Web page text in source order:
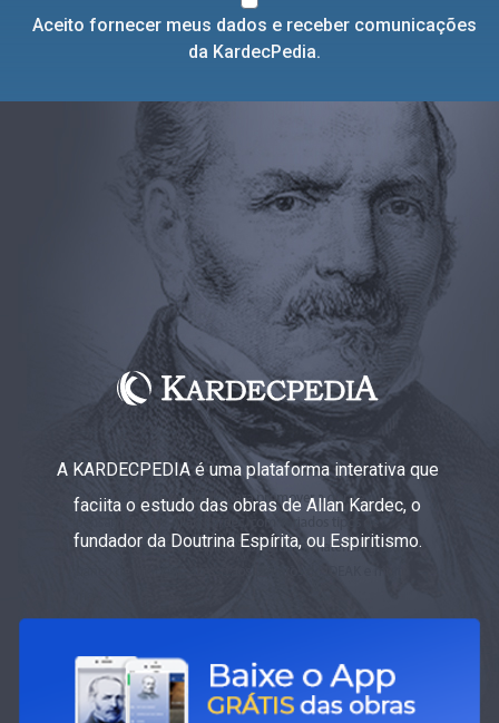
Aceito fornecer meus dados e receber comunicações
da KardecPedia.
A KARDECPEDIA é uma plataforma interativa que
faciita o estudo das obras de Allan Kardec, o
fundador da Doutrina Espírita, ou Espiritismo.